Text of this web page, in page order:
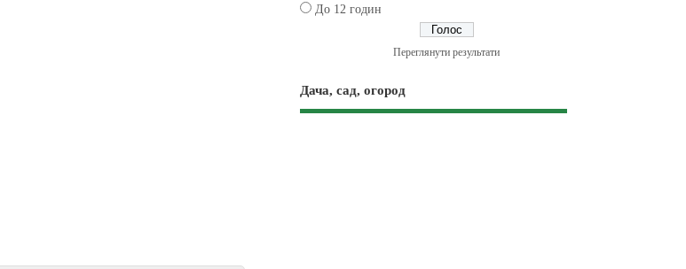
До 12 годин
Переглянути результати
Дача, сад, огород